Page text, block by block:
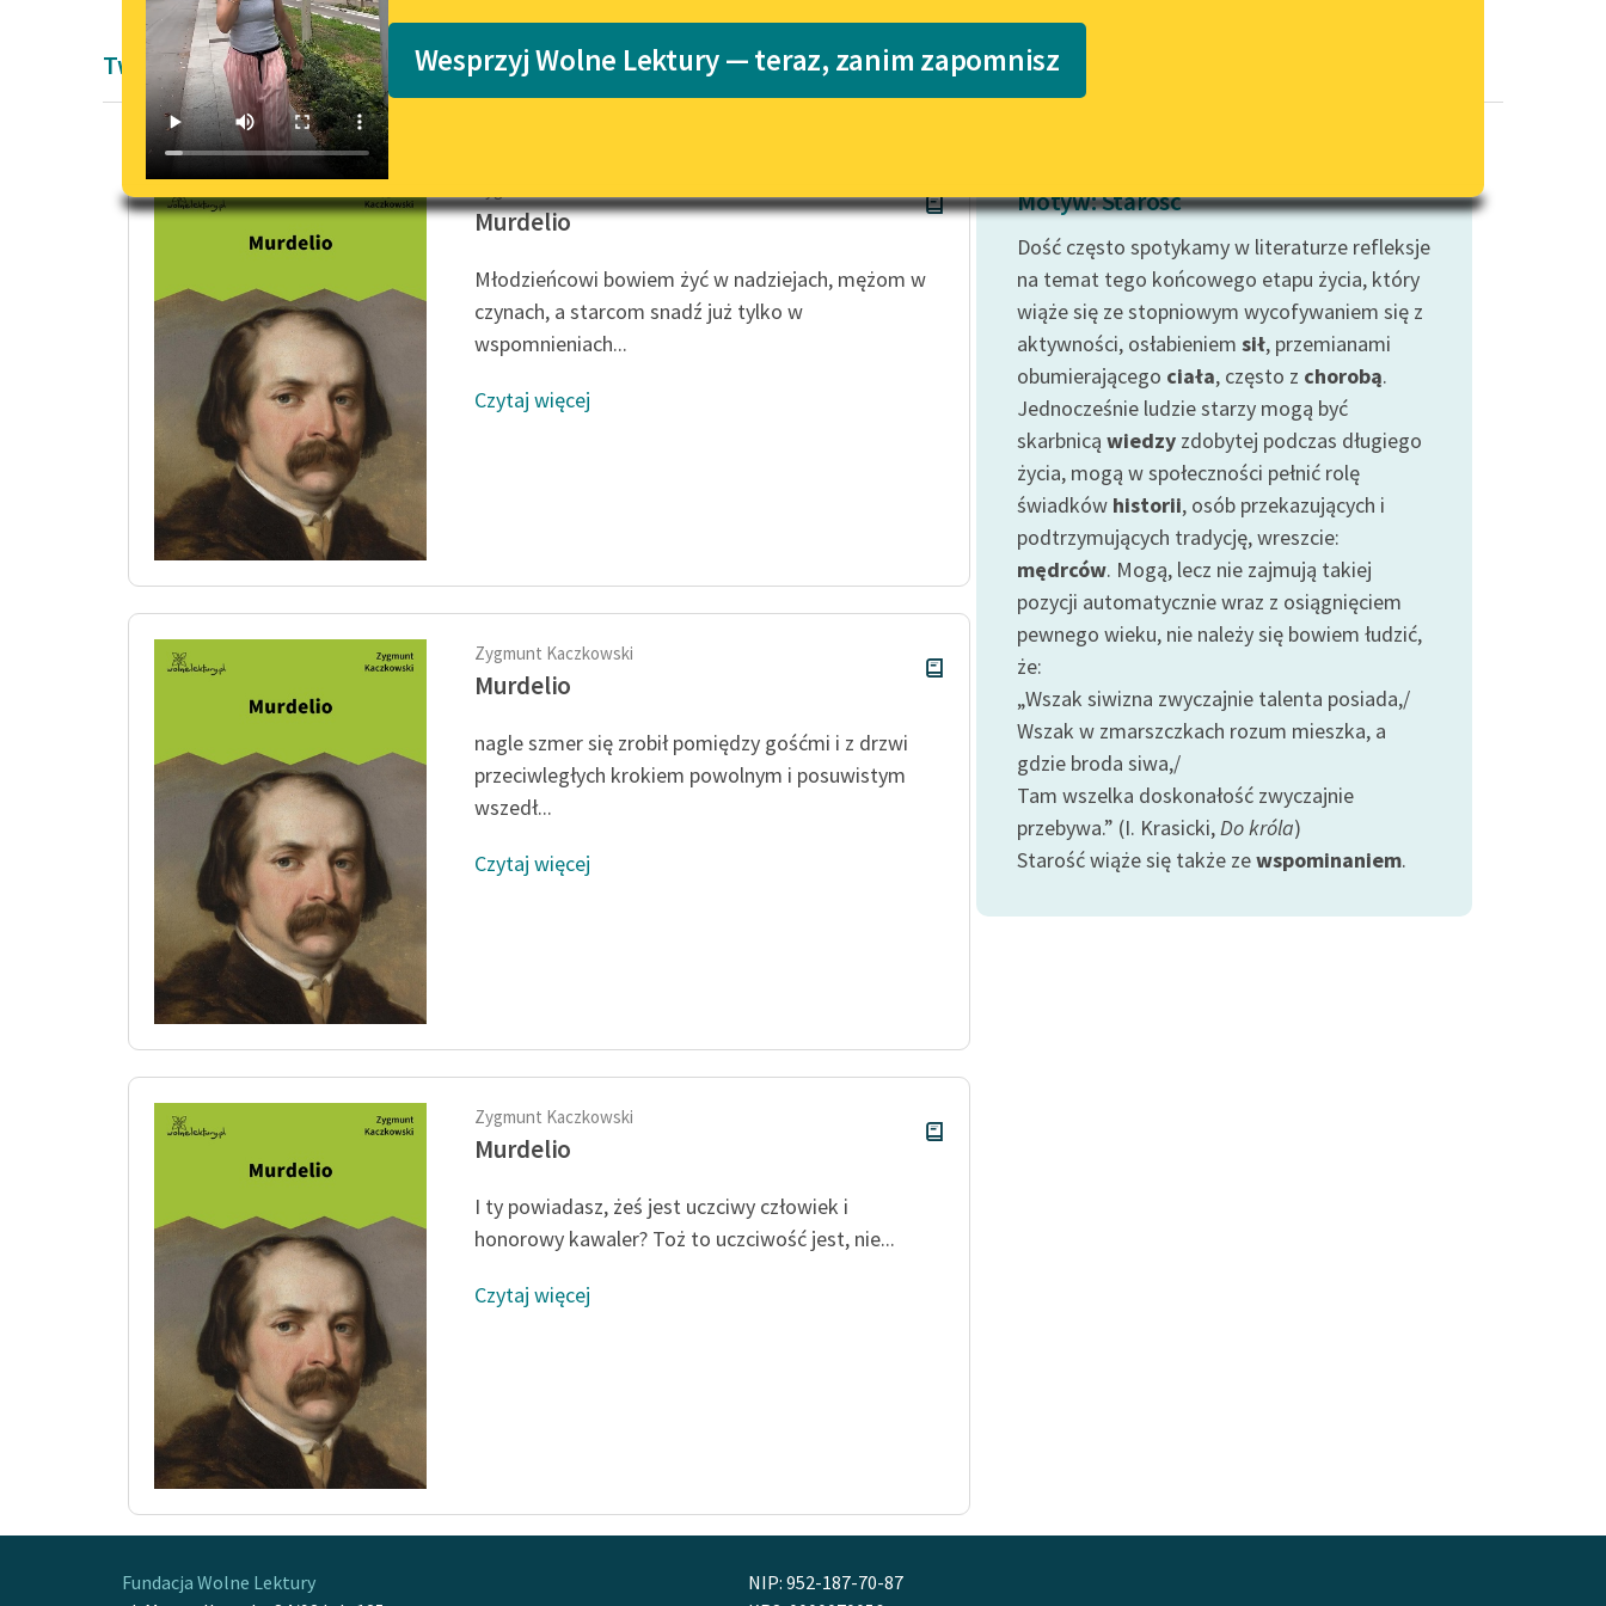
niepełnosprawnościami
literatury do słuchania dla
uczennic i uczniów z
niepełnosprawnościami
Katalog
Katalog w formacie PDF
wrażliwych
Deklaracja dostępności
Wesprzyj Wolne Lektury — teraz, zanim zapomnisz
Twórczość Zygmunta Kaczkowskiego
Murdelio
Młodzieńcowi bowiem żyć w nadziejach, mężom w
czynach, a starcom snadź już tylko w
wspomnieniach...
Czytaj więcej
Zygmunt Kaczkowski
Murdelio
nagle szmer się zrobił pomiędzy gośćmi i z drzwi
przeciwległych krokiem powolnym i posuwistym
wszedł...
Czytaj więcej
Zygmunt Kaczkowski
Murdelio
I ty powiadasz, żeś jest uczciwy człowiek i
honorowy kawaler? Toż to uczciwość jest, nie...
Czytaj więcej
Motyw: Starość
Dość często spotykamy w literaturze refleksje
na temat tego końcowego etapu życia, który
wiąże się ze stopniowym wycofywaniem się z
aktywności, osłabieniem sił, przemianami
obumierającego ciała, często z chorobą.
Jednocześnie ludzie starzy mogą być
skarbnicą wiedzy zdobytej podczas długiego
życia, mogą w społeczności pełnić rolę
świadków historii, osób przekazujących i
podtrzymujących tradycję, wreszcie:
mędrców. Mogą, lecz nie zajmują takiej
pozycji automatycznie wraz z osiągnięciem
pewnego wieku, nie należy się bowiem łudzić,
że:
„Wszak siwizna zwyczajnie talenta posiada,/
Wszak w zmarszczkach rozum mieszka, a
gdzie broda siwa,/
Tam wszelka doskonałość zwyczajnie
przebywa.” (I. Krasicki,Do króla)
Starość wiąże się także zewspominaniem.
Fundacja Wolne Lektury
NIP: 952-187-70-87